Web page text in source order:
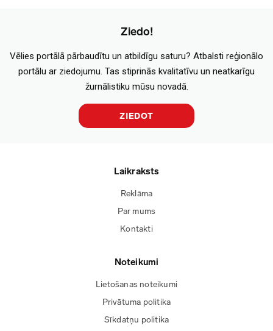
Ziedo!
Vēlies portālā pārbaudītu un atbildīgu saturu? Atbalsti reģionālo
portālu ar ziedojumu. Tas stiprinās kvalitatīvu un neatkarīgu
žurnālistiku mūsu novadā.
ZIEDOT
Laikraksts
Reklāma
Par mums
Kontakti
Noteikumi
Lietošanas noteikumi
Privātuma politika
Sīkdatņu politika